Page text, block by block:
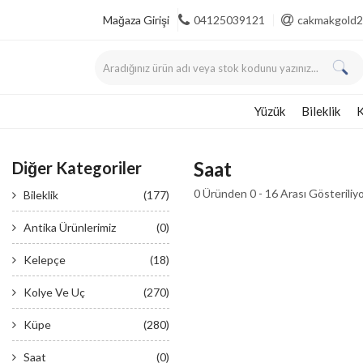
Mağaza Girişi 04125039121
Yüzük Bileklik
Diğer Kategoriler
Bileklik (177)
Antika Ürünlerimiz (0)
Kelepçe (18)
Kolye Ve Uç (270)
Küpe (280)
Saat (0)
Saat
0 Üründen 0 - 16 Arası